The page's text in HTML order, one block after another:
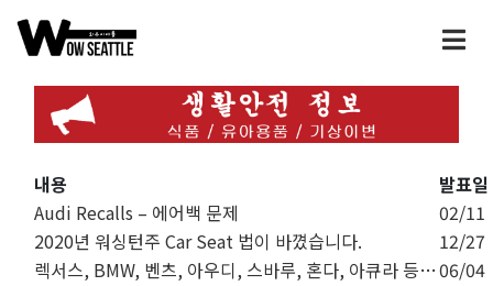
내용
발표일
Audi Recalls – 에어백 문제
02/11
2020년 워싱턴주 Car Seat 법이 바꼈습니다.
12/27
렉서스, BMW, 벤츠, 아우디, 스바루, 혼다, 아큐라 등등 자동차 리콜06/04